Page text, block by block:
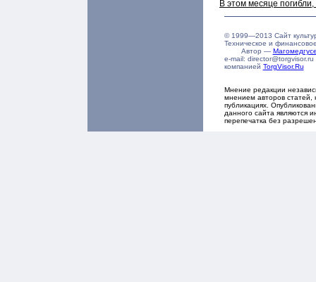
В этом месяце
© 1999—2013 Сайт
Техническое и
Автор —
e-mail:
компанией TorgVisor.Ru
Мнение редакции
мнением авторов статей,
публикациях.
данного сайта являются
перепечатка без